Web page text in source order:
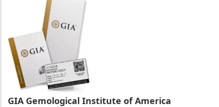
GIA Gemological Institute of America